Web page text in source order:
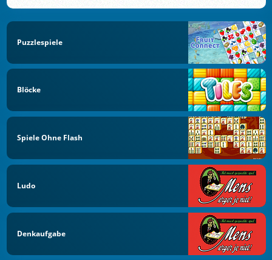
Puzzlespiele
Blöcke
Spiele Ohne Flash
Ludo
Denkaufgabe